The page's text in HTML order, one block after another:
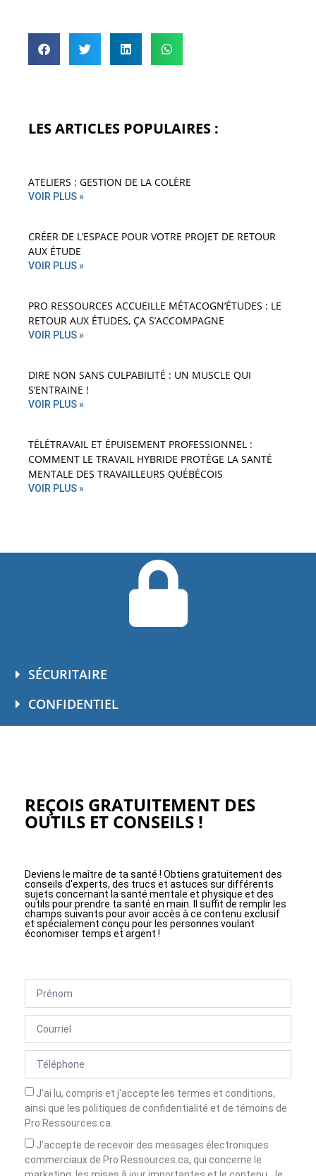
LES ARTICLES POPULAIRES :
ATELIERS : GESTION DE LA COLÈRE
VOIR PLUS »
CRÉER DE L’ESPACE POUR VOTRE PROJET DE RETOUR
AUX ÉTUDE
VOIR PLUS »
PRO RESSOURCES ACCUEILLE MÉTACOGN’ÉTUDES : LE
RETOUR AUX ÉTUDES, ÇA S’ACCOMPAGNE
VOIR PLUS »
DIRE NON SANS CULPABILITÉ : UN MUSCLE QUI
S’ENTRAINE !
VOIR PLUS »
TÉLÉTRAVAIL ET ÉPUISEMENT PROFESSIONNEL :
COMMENT LE TRAVAIL HYBRIDE PROTÈGE LA SANTÉ
MENTALE DES TRAVAILLEURS QUÉBÉCOIS
VOIR PLUS »
SÉCURITAIRE
CONFIDENTIEL
REÇOIS GRATUITEMENT DES
OUTILS ET CONSEILS !
Deviens le maître de ta santé ! Obtiens gratuitement des
conseils d'experts, des trucs et astuces sur différents
sujets concernant la santé mentale et physique et des
outils pour prendre ta santé en main. Il suffit de remplir les
champs suivants pour avoir accès à ce contenu exclusif
et spécialement conçu pour les personnes voulant
économiser temps et argent !
J'ai lu, compris et j'accepte les termes et conditions,
ainsi que les politiques de confidentialité et de témoins de
Pro Ressources.ca.
J'accepte de recevoir des messages électroniques
commerciaux de Pro Ressources.ca, qui concerne le